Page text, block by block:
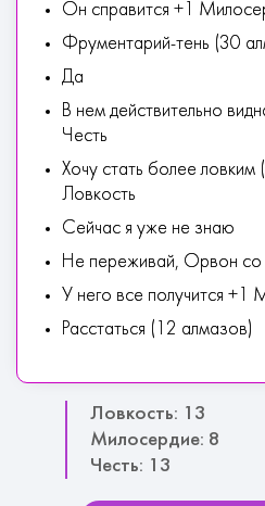
Он справится +1
Фрументарий-тень (30
Да
В нем действительно
Честь
Хочу стать более ловким
Ловкость
Сейчас я уже не знаю
Не переживай, Орвон со
У него все получится +1
Расстаться (12 алмазов)
Ловкость: 13
Милосердие: 8
Честь: 13